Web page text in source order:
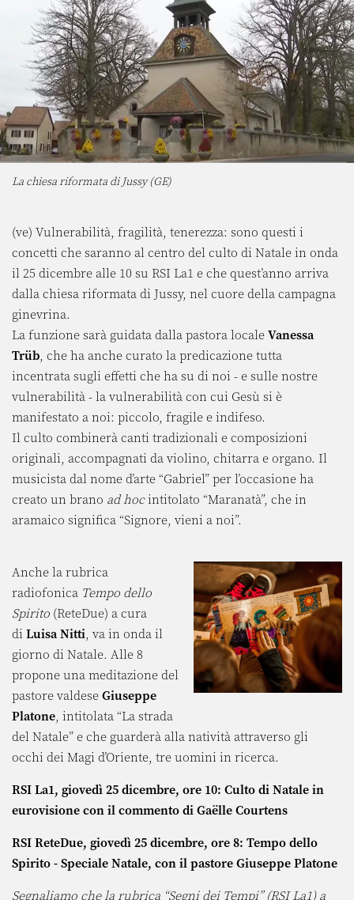
La chiesa riformata di Jussy (GE)
(ve) Vulnerabilità, fragilità, tenerezza: sono questi i
concetti che saranno al centro del culto di Natale in onda
il 25 dicembre alle 10 su RSI La1 e che quest’anno arriva
dalla chiesa riformata di Jussy, nel cuore della campagna
ginevrina.
La funzione sarà guidata dalla pastora localeVanessa
Trüb, che ha anche curato la predicazione tutta
incentrata sugli effetti che ha su di noi - e sulle nostre
vulnerabilità - la vulnerabilità con cui Gesù si è
manifestato a noi: piccolo, fragile e indifeso.
Il culto combinerà canti tradizionali e composizioni
originali, accompagnati da violino, chitarra e organo. Il
musicista dal nome d’arte “Gabriel” per l’occasione ha
creato un brano ad hocintitolato “Maranatà”, che in
aramaico significa “Signore, vieni a noi”.
Anche la rubrica
radiofonica Tempo dello
Spirito (ReteDue) a cura
di Luisa Nitti, va in onda il
giorno di Natale. Alle 8
propone una meditazione del
pastore valdeseGiuseppe
Platone, intitolata “La strada
del Natale” e che guarderà alla natività attraverso gli
occhi dei Magi d’Oriente, tre uomini in ricerca.
RSI La1, giovedì 25 dicembre, ore 10: Culto di Natale in
eurovisione con il commento di Gaëlle Courtens
RSI ReteDue, giovedì 25 dicembre, ore 8: Tempo dello
Spirito - Speciale Natale, con il pastore Giuseppe Platone
Segnaliamo che la rubrica “Segni dei Tempi” (RSI La1) a